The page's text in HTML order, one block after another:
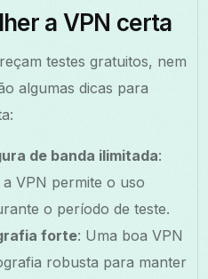
a VPN certa
testes gratuitos, nem
algumas dicas para
de banda ilimitada:
VPN permite o uso
o período de teste.
forte: Uma boa VPN
robusta para manter